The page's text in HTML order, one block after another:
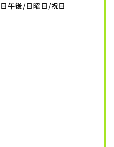
午後/日曜日/祝日